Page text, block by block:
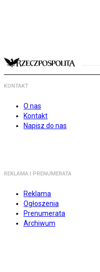
KONTAKT
O nas
Kontakt
Napisz do nas
REKLAMA I PRENUMERATA
Reklama
Ogłoszenia
Prenumerata
Archiwum